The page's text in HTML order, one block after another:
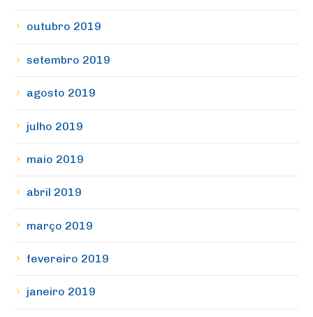
outubro 2019
setembro 2019
agosto 2019
julho 2019
maio 2019
abril 2019
março 2019
fevereiro 2019
janeiro 2019